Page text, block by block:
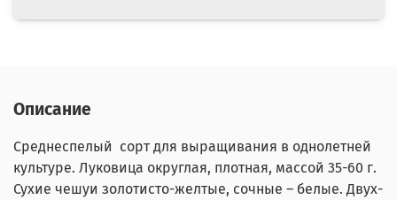
Описание
Среднеспелый сорт для выращивания в однолетней
культуре. Луковица округлая, плотная, массой 35-60 г.
Сухие чешуи золотисто-желтые, сочные – белые. Двух-